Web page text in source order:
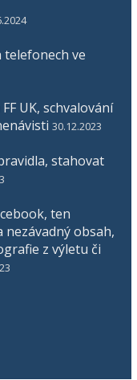
telefonech ve
UK, schvalování
30.12.2023
stahovat
ten
nezávadný obsah,
z výletu či